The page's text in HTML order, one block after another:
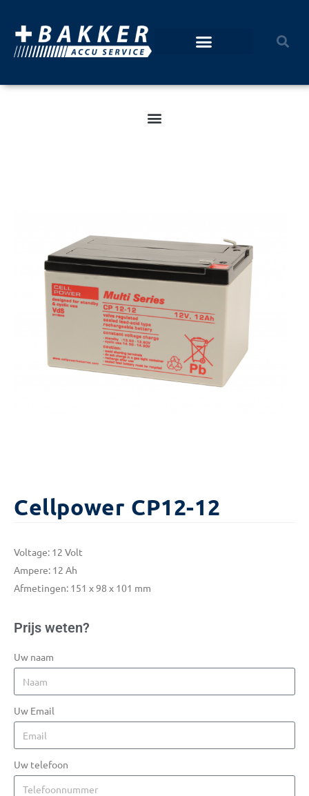
Cellpower CP12-12
Voltage: 12 Volt
Ampere: 12 Ah
Afmetingen: 151 x 98 x 101 mm
Prijs weten?
Uw naam
Uw Email
Uw telefoon